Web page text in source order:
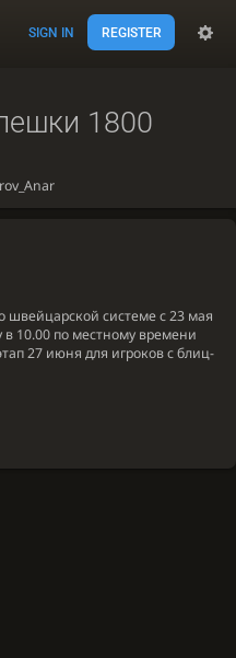
SIGN IN REGISTER
швейцарской системе с 23 мая
в 10.00 по местному времени
27 июня для игроков с блиц-
1800